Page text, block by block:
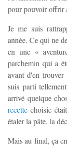
pour pouvoir offrir
Je me suis
année. Ce qui ne
en une «
parchemin qui a
avant d'en
suis parti
arrivé quelque
recette choisie
étaler la pâte, la
Mais au final, ça